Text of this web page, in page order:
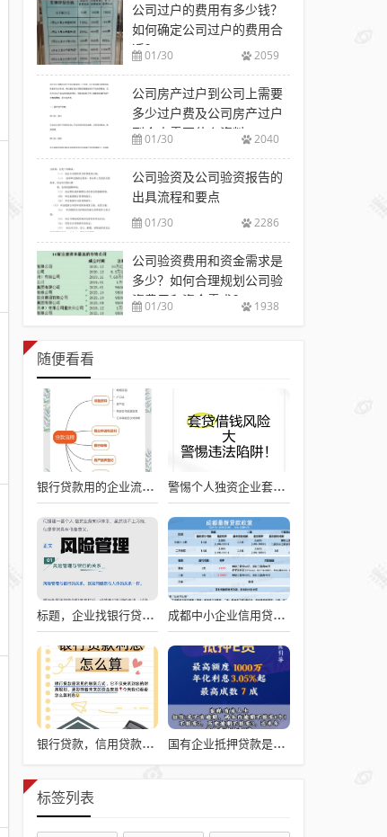
公司过户的费用有多少钱？
如何确定公司过户的费用合
适？01/30 2059
公司房产过户到公司上需要
多少过户费及公司房产过户
到个人需要什么资料
01/30 2040
公司验资及公司验资报告的
出具流程和要点
01/30 2286
公司验资费用和资金需求是
多少？如何合理规划公司验
资费用和资金需求？
01/30 1938
随便看看
银行贷款用的企业流程图，从申请到放款的全流程解析 警惕个人独资企业套取银行贷款的风险
标题，企业找银行贷款难吗？深度剖析与应对策略 成都中小企业信用贷款利率的影响因素与应对策略
银行贷款，信用贷款的主导方式 国有企业抵押贷款是否违法？
标签列表